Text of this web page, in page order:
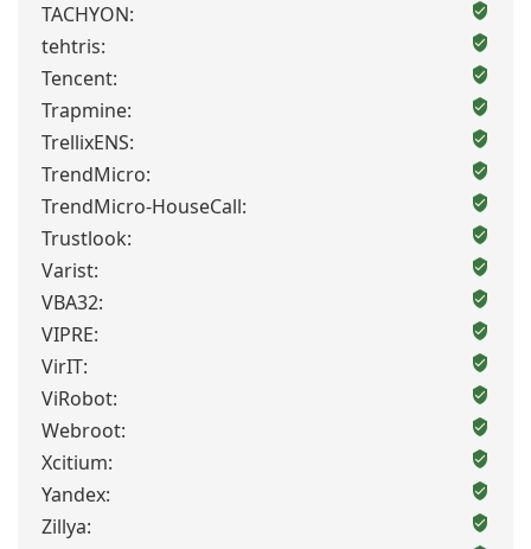
TACHYON:
tehtris:
Tencent:
Trapmine:
TrellixENS:
TrendMicro:
TrendMicro-HouseCall:
Trustlook:
Varist:
VBA32:
VIPRE:
VirIT:
ViRobot:
Webroot:
Xcitium:
Yandex:
Zillya: